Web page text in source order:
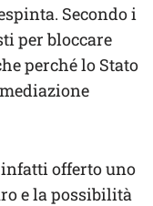
Secondo i
per bloccare
perché lo Stato
offerto uno
e la possibilità